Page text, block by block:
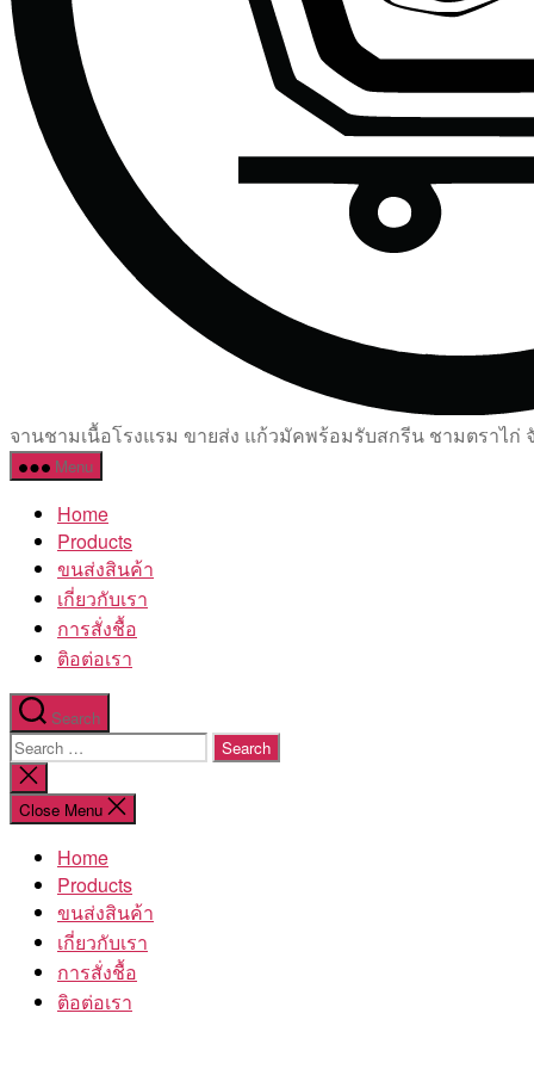
จานชามเนื้อโรงแรม ขายส่ง แก้วมัคพร้อมรับสกรีน ชามตราไก่
Menu
Home
Products
ขนส่งสินค้า
เกี่ยวกับเรา
การสั่งชื้อ
ติอต่อเรา
Search
Search
for:
Close
search
Close Menu
Home
Products
ขนส่งสินค้า
เกี่ยวกับเรา
การสั่งชื้อ
ติอต่อเรา